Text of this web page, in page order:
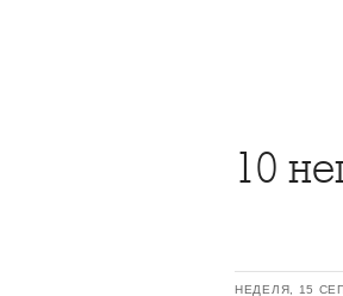
10
НЕДЕЛЯ, 15